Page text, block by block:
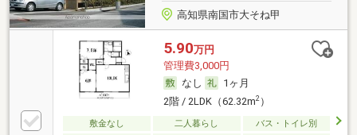
高知県南国市大そね甲
5.90万円
管理費3,000円
なし
1ヶ月
2階 / 2LDK（62.32m2）
敷金なし 二人暮らし
バス・トイレ別